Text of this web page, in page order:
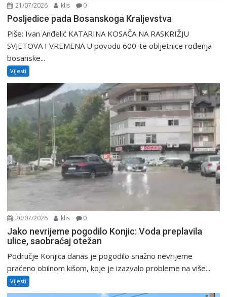
21/07/2026 klis 0
Posljedice pada Bosanskoga Kraljevstva
Piše: Ivan Anđelić KATARINA KOSAČA NA RASKRIŽJU
SVJETOVA I VREMENA U povodu 600-te obljetnice rođenja
bosanske...
Vijesti
20/07/2026 klis 0
Jako nevrijeme pogodilo Konjic: Voda preplavila
ulice, saobraćaj otežan
Područje Konjica danas je pogodilo snažno nevrijeme
praćeno obilnom kišom, koje je izazvalo probleme na više...
Vijesti